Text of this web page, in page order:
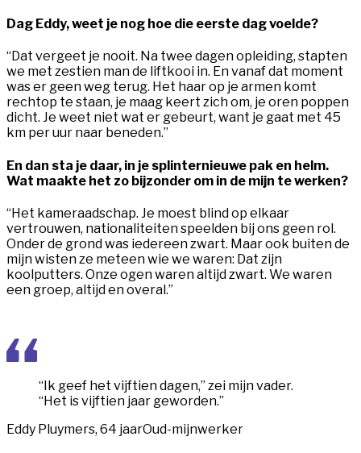
Dag Eddy, weet je nog hoe die eerste dag voelde?
“Dat vergeet je nooit. Na twee dagen opleiding, stapten
we met zestien man de liftkooi in. En vanaf dat moment
was er geen weg terug. Het haar op je armen komt
rechtop te staan, je maag keert zich om, je oren poppen
dicht. Je weet niet wat er gebeurt, want je gaat met 45
km per uur naar beneden.”
En dan sta je daar, in je splinternieuwe pak en helm.
Wat maakte het zo bijzonder om in de mijn te werken?
“Het kameraadschap. Je moest blind op elkaar
vertrouwen, nationaliteiten speelden bij ons geen rol.
Onder de grond was iedereen zwart. Maar ook buiten de
mijn wisten ze meteen wie we waren: Dat zijn
koolputters. Onze ogen waren altijd zwart. We waren
een groep, altijd en overal.”
“Ik geef het vijftien dagen,” zei mijn vader.
“Het is vijftien jaar geworden.”
Eddy Pluymers, 64 jaarOud-mijnwerker